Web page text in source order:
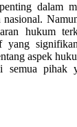
dalam
hukum
yang
aspek
semua pihak